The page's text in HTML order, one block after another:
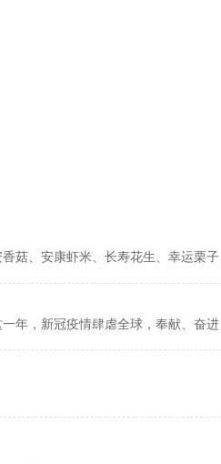
菇、安康虾米、长寿花生、幸运栗子
年，新冠疫情肆虐全球，奉献、奋进